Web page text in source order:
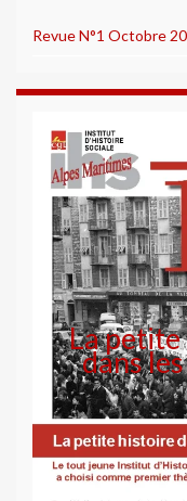
Revue N°1 Octobre
La
dans